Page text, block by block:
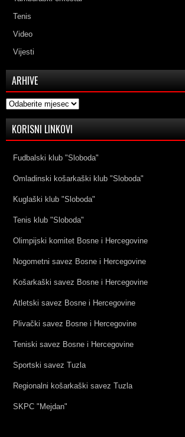
Tenis
Video
Vijesti
ARHIVE
Arhive
KORISNI LINKOVI
Fudbalski klub "Sloboda"
Omladinski košarkaški klub "Sloboda"
Kuglaški klub "Sloboda"
Tenis klub "Sloboda"
Olimpijski komitet Bosne i Hercegovine
Nogometni savez Bosne i Hercegovine
Košarkaški savez Bosne i Hercegovine
Atletski savez Bosne i Hercegovine
Plivački savez Bosne i Hercegovine
Teniski savez Bosne i Hercegovine
Sportski savez Tuzla
Regionalni košarkaški savez Tuzla
SKPC "Mejdan"